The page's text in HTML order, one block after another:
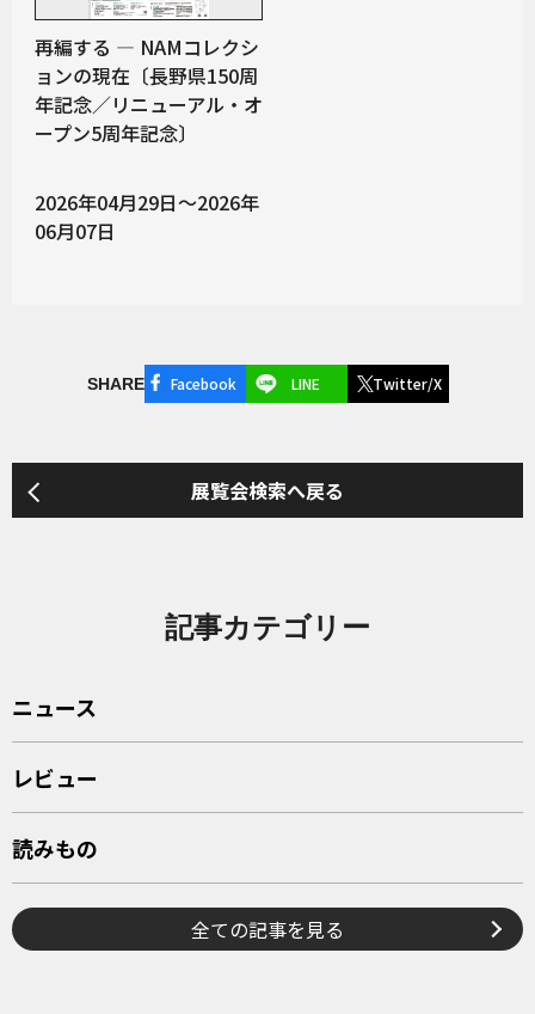
再編する ― NAMコレクシ
ョンの現在〔長野県150周
年記念／リニューアル・オ
ープン5周年記念〕
2026年04月29日～2026年
06月07日
SHARE Facebook LINE Twitter/X
展覧会検索へ戻る
記事カテゴリー
ニュース
レビュー
読みもの
全ての記事を見る